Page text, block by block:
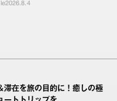
2026.8.4
滞在を旅の目的に！癒しの極